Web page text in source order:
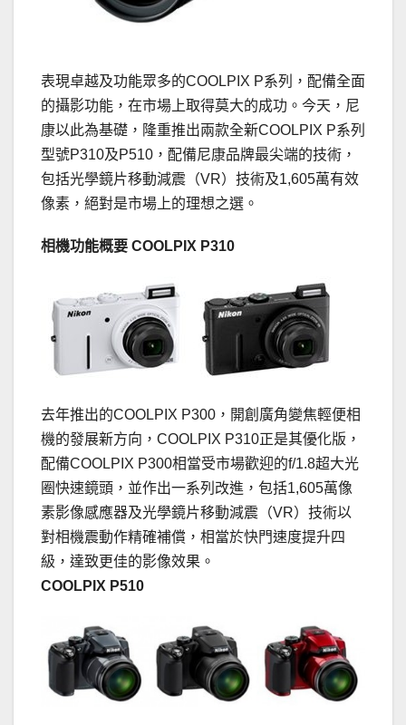
表現卓越及功能眾多的COOLPIX P系列，配備全面
的攝影功能，在市場上取得莫大的成功。今天，尼
康以此為基礎，隆重推出兩款全新COOLPIX P系列
型號P310及P510，配備尼康品牌最尖端的技術，
包括光學鏡片移動減震（VR）技術及1,605萬有效
像素，絕對是市場上的理想之選。
相機功能概要 COOLPIX P310
去年推出的COOLPIX P300，開創廣角變焦輕便相
機的發展新方向，COOLPIX P310正是其優化版，
配備COOLPIX P300相當受市場歡迎的f/1.8超大光
圈快速鏡頭，並作出一系列改進，包括1,605萬像
素影像感應器及光學鏡片移動減震（VR）技術以
對相機震動作精確補償，相當於快門速度提升四
級，達致更佳的影像效果。
COOLPIX P510